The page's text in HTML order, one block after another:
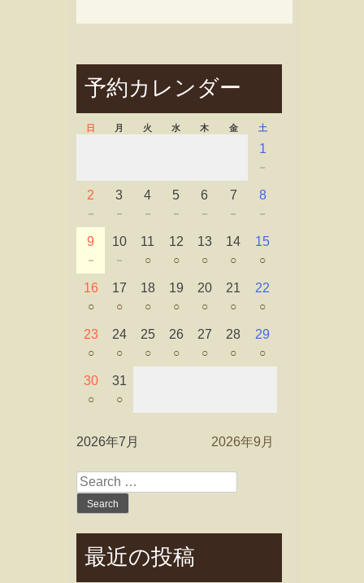
予約カレンダー
日 月 火 水 木 金 土
1
－
2
－
3
－
4
－
5
－
6
－
7
－
8
－
9
－
10
－
11
○
12
○
13
○
14
○
15
○
16
○
17
○
18
○
19
○
20
○
21
○
22
○
23
○
24
○
25
○
26
○
27
○
28
○
29
○
30
○
31
○
2026年7月 2026年9月
Search
for:
最近の投稿